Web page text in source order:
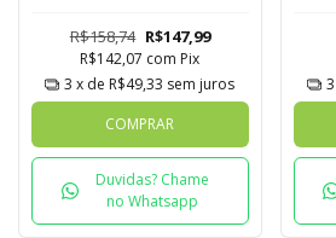
R$158,74 R$147,99
R$142,07 com Pix
3 x de R$49,33 sem juros
COMPRAR
Duvidas? Chame
no Whatsapp
3